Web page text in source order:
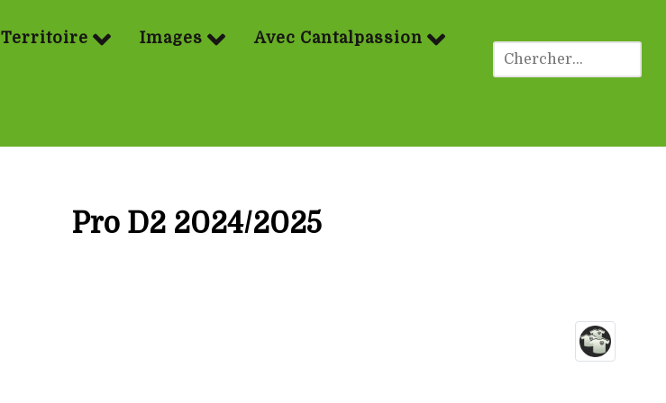
Territoire Images Avec Cantalpassion
Pro D2 2024/2025